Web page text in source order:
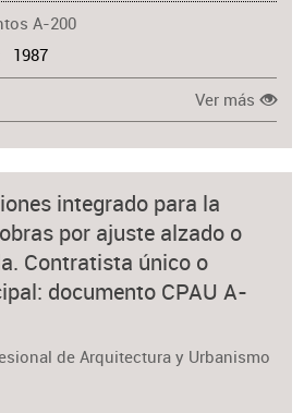
A-200
1987
Ver más
integrado para la
por ajuste alzado o
Contratista único o
documento CPAU A-
de Arquitectura y Urbanismo